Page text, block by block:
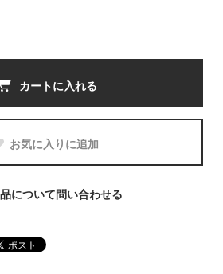
カートに入れる
お気に入りに追加
について問い合わせる